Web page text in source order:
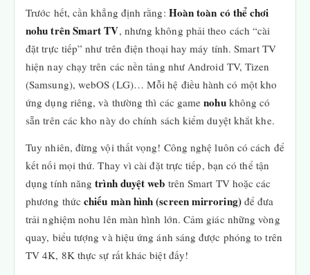
Trước hết, cần khẳng định rằng: Hoàn toàn có thể chơi
nohu trên Smart TV, nhưng không phải theo cách “cài
đặt trực tiếp” như trên điện thoại hay máy tính. Smart TV
hiện nay chạy trên các nền tảng như Android TV, Tizen
(Samsung), webOS (LG)… Mỗi hệ điều hành có một kho
ứng dụng riêng, và thường thì các gamenohukhông có
sẵn trên các kho này do chính sách kiểm duyệt khắt khe.
Tuy nhiên, đừng vội thất vọng! Công nghệ luôn có cách để
kết nối mọi thứ. Thay vì cài đặt trực tiếp, bạn có thể tận
dụng tính năngtrình duyệt web trên Smart TV hoặc các
phương thứcchiếu màn hình (screen mirroring)để đưa
trải nghiệm nohu lên màn hình lớn. Cảm giác những vòng
quay, biểu tượng và hiệu ứng ánh sáng được phóng to trên
TV 4K, 8K thực sự rất khác biệt đấy!